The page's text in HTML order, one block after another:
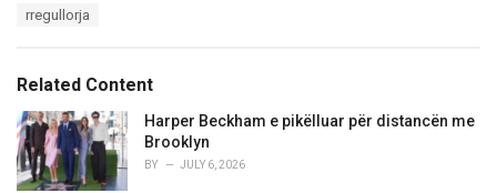
i
e
s
:
rregullorja
Related Content
Harper Beckham e pikëlluar për distancën me
Brooklyn
BY JULY 6, 2026